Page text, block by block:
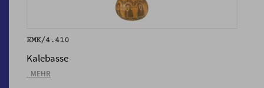
EMK/4.410
Kalebasse
_MEHR